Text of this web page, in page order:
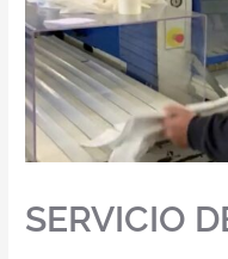
SERVICIO